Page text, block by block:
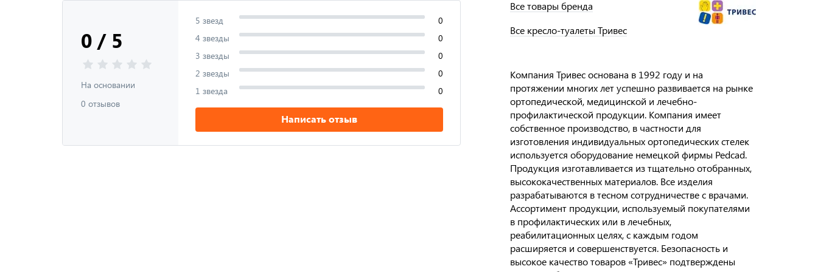
0 / 5
На основании
0 отзывов
5 звезд
0
4 звезды
0
3 звезды
0
2 звезды
0
1 звезда
0
Написать отзыв
Все товары бренда
Все кресло-туалеты Тривес
Компания Тривес основана в 1992 году и на
протяжении многих лет успешно развивается на рынке
ортопедической, медицинской и лечебно-
профилактической продукции. Компания имеет
собственное производство, в частности для
изготовления индивидуальных ортопедических стелек
используется оборудование немецкой фирмы Pedcad.
Продукция изготавливается из тщательно отобранных,
высококачественных материалов. Все изделия
разрабатываются в тесном сотрудничестве с врачами.
Ассортимент продукции, используемый покупателями
в профилактических или в лечебных,
реабилитационных целях, с каждым годом
расширяется и совершенствуется. Безопасность и
высокое качество товаров «Тривес» подтверждены